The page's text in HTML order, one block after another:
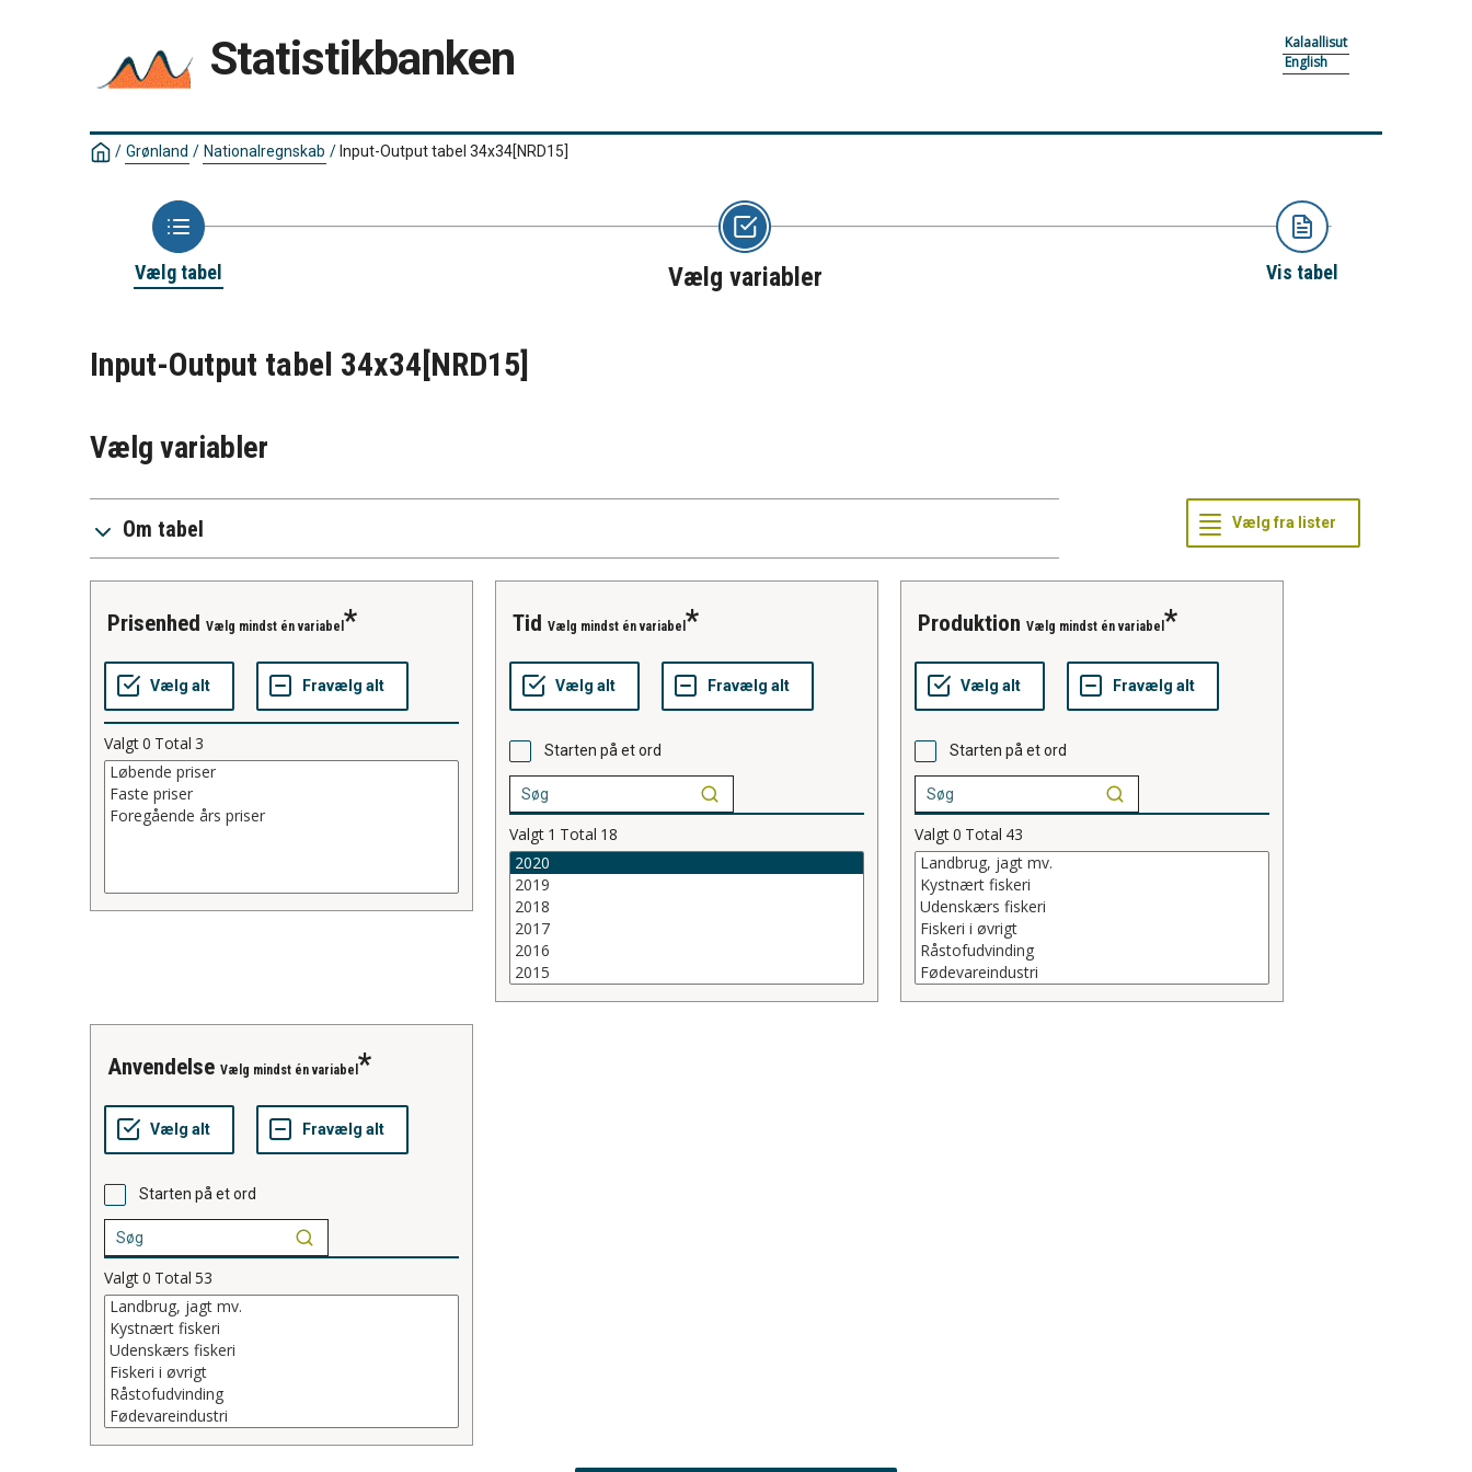
Statistikbanken
Kalaallisut
English
/ Grønland / Nationalregnskab / Input-Output tabel 34x34[NRD15]
Vælg tabel Vælg variabler Vis tabel
Input-Output tabel 34x34 [NRD15]
Vælg variabler
Om tabel
prisenhed Vælg mindst én variabel
Valgt0 Total 3
tid Vælg mindst én variabel
Starten på et ord
Valgt 1 Total 18
produktion Vælg mindst én variabel
Starten på et ord
Valgt0 Total 43
anvendelse Vælg mindst én variabel
Starten på et ord
Valgt0 Total 53